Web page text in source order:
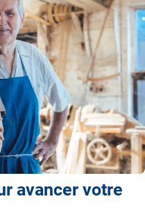
avancer votre